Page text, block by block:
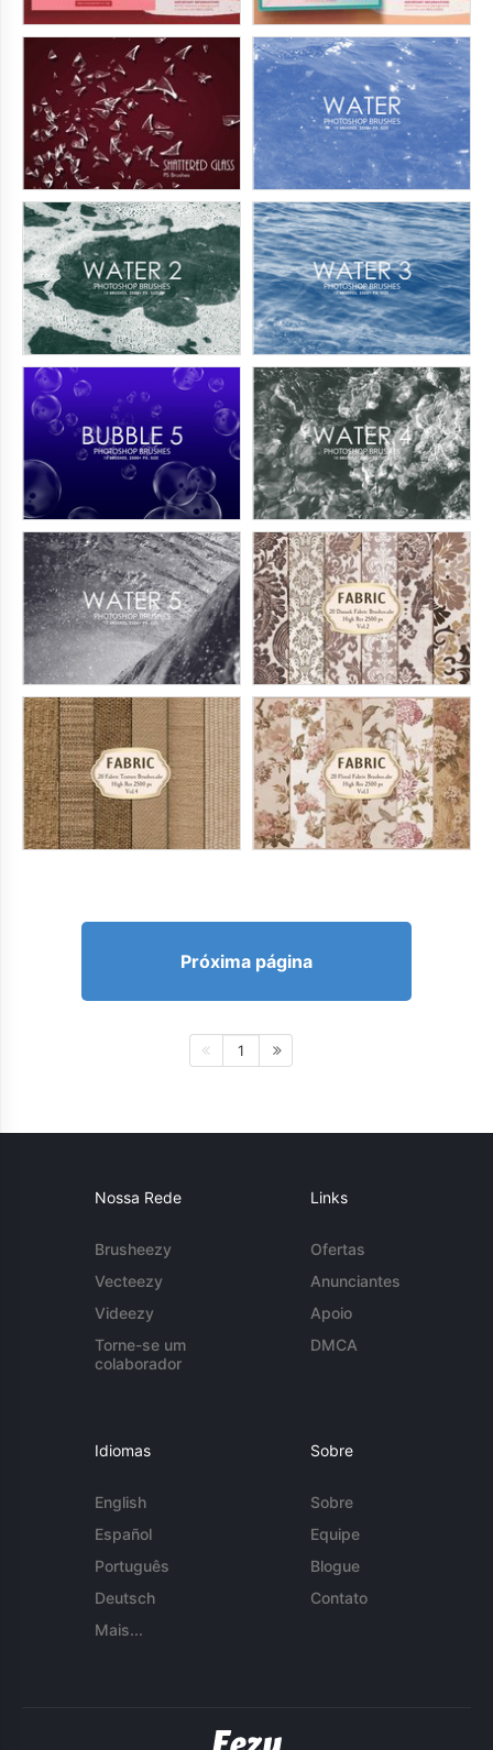
Próxima página
1
Nossa Rede
Brusheezy
Vecteezy
Videezy
Torne-se um
colaborador
Links
Ofertas
Anunciantes
Apoio
DMCA
Idiomas
English
Español
Português
Deutsch
Mais...
Sobre
Sobre
Equipe
Blogue
Contato